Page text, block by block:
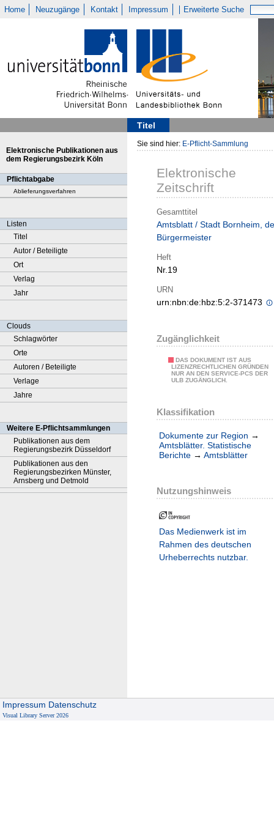
Home Neuzugänge Kontakt Impressum Erweiterte Suche
Titel
Elektronische Publikationen aus
dem Regierungsbezirk Köln
Pflichtabgabe
Ablieferungsverfahren
Listen
Titel
Autor / Beteiligte
Ort
Verlag
Jahr
Clouds
Schlagwörter
Orte
Autoren / Beteiligte
Verlage
Jahre
Weitere E-Pflichtsammlungen
Publikationen aus dem
Regierungsbezirk Düsseldorf
Publikationen aus den
Regierungsbezirken Münster,
Arnsberg und Detmold
Sie sind hier: E-Pflicht-Sammlung
Elektronische
Zeitschrift
Gesamttitel
Amtsblatt / Stadt Bornheim,
Bürgermeister
Heft
Nr.19
URN
urn:nbn:de:hbz:5:2-371473
Zugänglichkeit
DAS DOKUMENT IST AUS
LIZENZRECHTLICHEN GRÜNDEN
NUR AN DEN SERVICE-PCS DER
ULB ZUGÄNGLICH.
Klassifikation
Dokumente zur Region →
Amtsblätter. Statistische
Berichte → Amtsblätter
Nutzungshinweis
Das Medienwerk ist im
Rahmen des deutschen
Urheberrechts nutzbar.
Impressum Datenschutz
Visual Library Server 2026